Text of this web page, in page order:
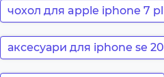
чохол для apple iphone 7
аксесуари для iphone se